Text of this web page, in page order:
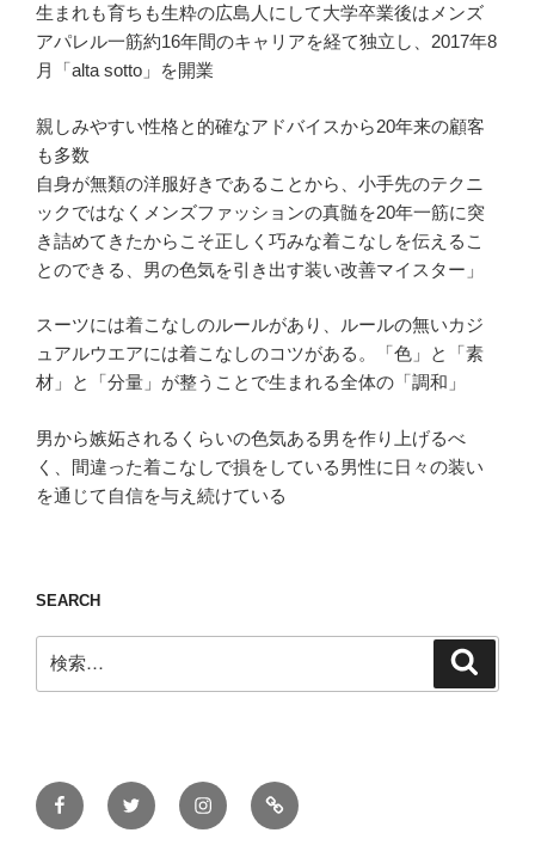
生まれも育ちも生粋の広島人にして大学卒業後はメンズ
アパレル一筋約16年間のキャリアを経て独立し、2017年8
月「alta sotto」を開業
親しみやすい性格と的確なアドバイスから20年来の顧客
も多数
自身が無類の洋服好きであることから、小手先のテクニ
ックではなくメンズファッションの真髄を20年一筋に突
き詰めてきたからこそ正しく巧みな着こなしを伝えるこ
とのできる、男の色気を引き出す装い改善マイスター」
スーツには着こなしのルールがあり、ルールの無いカジ
ュアルウエアには着こなしのコツがある。「色」と「素
材」と「分量」が整うことで生まれる全体の「調和」
男から嫉妬されるくらいの色気ある男を作り上げるべ
く、間違った着こなしで損をしている男性に日々の装い
を通じて自信を与え続けている
SEARCH
索:
FacebookTwitter InstagramONLINE
STORE